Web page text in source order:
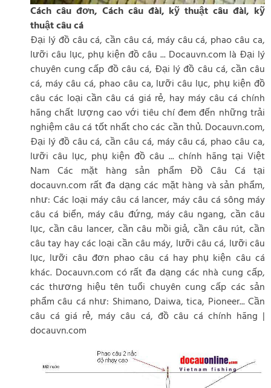
Cách câu đơn, Cách câu đài, kỹ thuật câu đài, kỹ
thuật câu cá
Đại lý đồ câu cá, cần câu cá, máy câu cá, phao câu ca,
lưỡi câu lục, phụ kiện đồ câu ... Docauvn.com là Đại lý
chuyên cung cấp đồ câu cá, Đại lý đồ câu cá, cần câu
cá, máy câu cá, phao câu ca, lưỡi câu lục, phụ kiện đồ
câu các loại cần câu cá giá rẻ, hay máy câu cá chính
hãng chất lượng cao với tiêu chí đem đến những trải
nghiệm câu cá tốt nhất cho các cần thủ. Docauvn.com,
Đại lý đồ câu cá, cần câu cá, máy câu cá, phao câu ca,
lưỡi câu lục, phụ kiện đồ câu ... chính hãng tại Việt
Nam Các mặt hàng sản phẩm Đồ Câu Cá tại
docauvn.com rất đa dạng các mặt hàng và sản phẩm,
như: Các loại máy câu cá lancer, máy câu cá sông máy
câu cá biển, máy câu đứng, máy câu ngang, cần câu
lục, cần câu lancer, cần câu mồi giả, cần câu rút, cần
câu tay hay các loại cần câu máy, lưỡi câu cá, lưỡi câu
lục, lưỡi câu đơn phao câu cá hay phụ kiện câu cá
khác. Docauvn.com có rất đa dạng các nhà cung cấp,
các thương hiệu tên tuổi chuyên cung cấp các sản
phẩm câu cá như: Shimano, Daiwa, tica, Pioneer... Cần
câu cá giá rẻ, máy câu cá, đồ câu cá chính hãng |
docauvn.com